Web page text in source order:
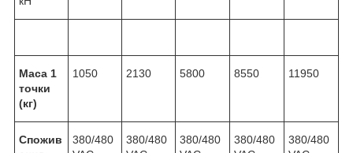
Маса 1
точки
(кг)
1050 2130 5800 8550 11950
Спожив
380/480
380/480
380/480
380/480
380/480